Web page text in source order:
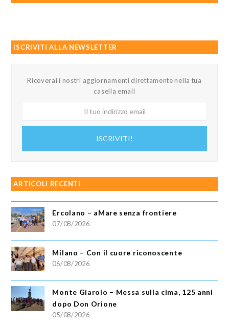
ISCRIVITI ALLA NEWSLETTER
Riceverai i nostri aggiornamenti direttamente nella tua
casella email
ISCRIVITI!
ARTICOLI RECENTI
Ercolano – aMare senza frontiere
07/08/2026
Milano – Con il cuore riconoscente
06/08/2026
Monte Giarolo – Messa sulla cima, 125 anni
dopo Don Orione
05/08/2026